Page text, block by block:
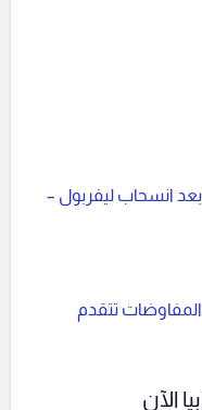
انسحاب ليفربول –
تتقدم
الآن